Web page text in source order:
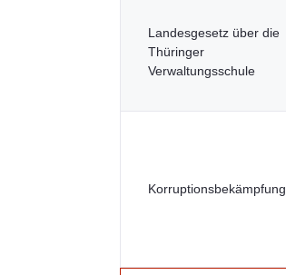
Landesgesetz über die
Thüringer
Verwaltungsschule
Korruptionsbekämpfung